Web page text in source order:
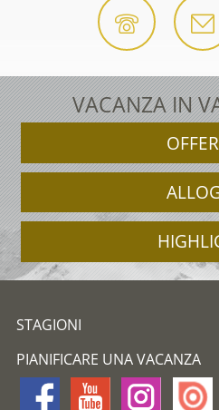
VACANZA IN
STAGIONI
PIANIFICARE UNA VACANZA